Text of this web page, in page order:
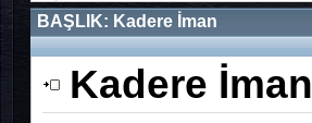
BAŞLIK: Kadere İman
Kadere İman